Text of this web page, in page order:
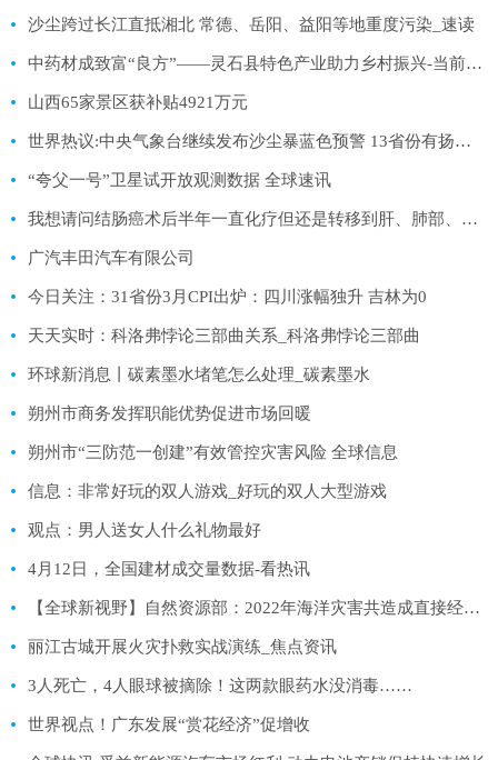
沙尘跨过长江直抵湘北 常德、岳阳、益阳等地重度污染_速读
中药材成致富“良方”——灵石县特色产业助力乡村振兴-当前聚焦
山西65家景区获补贴4921万元
世界热议:中央气象台继续发布沙尘暴蓝色预警 13省份有扬沙浮尘天气
“夸父一号”卫星试开放观测数据 全球速讯
我想请问结肠癌术后半年一直化疗但还是转移到肝、肺部、现在转移到头部，开始头晕经过一个月的头部放疗，:世界速读
广汽丰田汽车有限公司
今日关注：31省份3月CPI出炉：四川涨幅独升 吉林为0
天天实时：科洛弗悖论三部曲关系_科洛弗悖论三部曲
环球新消息丨碳素墨水堵笔怎么处理_碳素墨水
朔州市商务发挥职能优势促进市场回暖
朔州市“三防范一创建”有效管控灾害风险 全球信息
信息：非常好玩的双人游戏_好玩的双人大型游戏
观点：男人送女人什么礼物最好
4月12日，全国建材成交量数据-看热讯
【全球新视野】自然资源部：2022年海洋灾害共造成直接经济损失24.1亿元
丽江古城开展火灾扑救实战演练_焦点资讯
3人死亡，4人眼球被摘除！这两款眼药水没消毒……
世界视点！广东发展“赏花经济”促增收